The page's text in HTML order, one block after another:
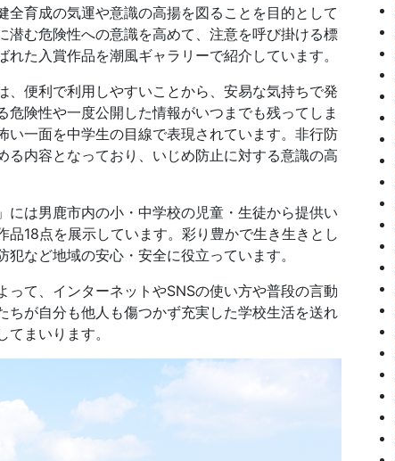
育成の気運や意識の高揚を図ることを目的として
潜む危険性への意識を高めて、注意を呼び掛ける標
た入賞作品を潮風ギャラリーで紹介しています。
便利で利用しやすいことから、安易な気持ちで発
険性や一度公開した情報がいつまでも残ってしま
い一面を中学生の目線で表現されています。非行防
る内容となっており、いじめ防止に対する意識の高
は男鹿市内の小・中学校の児童・生徒から提供い
品18点を展示しています。彩り豊かで生き生きとし
など地域の安心・安全に役立っています。
て、インターネットやSNSの使い方や普段の言動
ちが自分も他人も傷つかず充実した学校生活を送れ
まいります。